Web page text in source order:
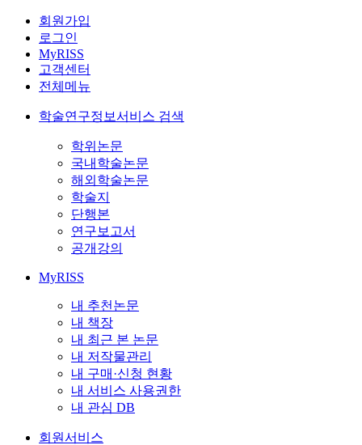
회원가입
로그인
MyRISS
고객센터
전체메뉴
학술연구정보서비스 검색
학위논문
국내학술논문
해외학술논문
학술지
단행본
연구보고서
공개강의
MyRISS
내 추천논문
내 책장
내 최근 본 논문
내 저작물관리
내 구매·신청 현황
내 서비스 사용권한
내 관심 DB
회원서비스